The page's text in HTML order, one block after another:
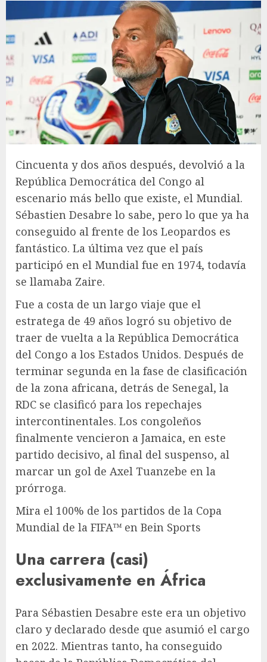
Cincuenta y dos años después, devolvió a la
República Democrática del Congo al
escenario más bello que existe, el Mundial.
Sébastien Desabre lo sabe, pero lo que ya ha
conseguido al frente de los Leopardos es
fantástico. La última vez que el país
participó en el Mundial fue en 1974, todavía
se llamaba Zaire.
Fue a costa de un largo viaje que el
estratega de 49 años logró su objetivo de
traer de vuelta a la República Democrática
del Congo a los Estados Unidos. Después de
terminar segunda en la fase de clasificación
de la zona africana, detrás de Senegal, la
RDC se clasificó para los repechajes
intercontinentales. Los congoleños
finalmente vencieron a Jamaica, en este
partido decisivo, al final del suspenso, al
marcar un gol de Axel Tuanzebe en la
prórroga.
Mira el 100% de los partidos de la Copa
Mundial de la FIFA™ en Bein Sports
Una carrera (casi)
exclusivamente en África
Para Sébastien Desabre este era un objetivo
claro y declarado desde que asumió el cargo
en 2022. Mientras tanto, ha conseguido